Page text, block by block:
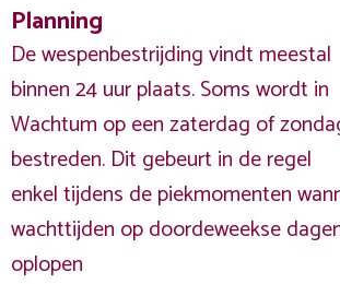
Planning
De wespenbestrijding vindt meestal
binnen 24 uur plaats. Soms wordt in
Wachtum op een zaterdag of
bestreden. Dit gebeurt in de regel
enkel tijdens de piekmomenten
wachttijden op doordeweekse
oplopen